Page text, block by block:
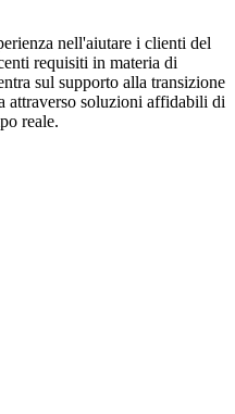
nell'aiutare i clienti del
requisiti in materia di
sul supporto alla transizione
attraverso soluzioni affidabili di
reale.